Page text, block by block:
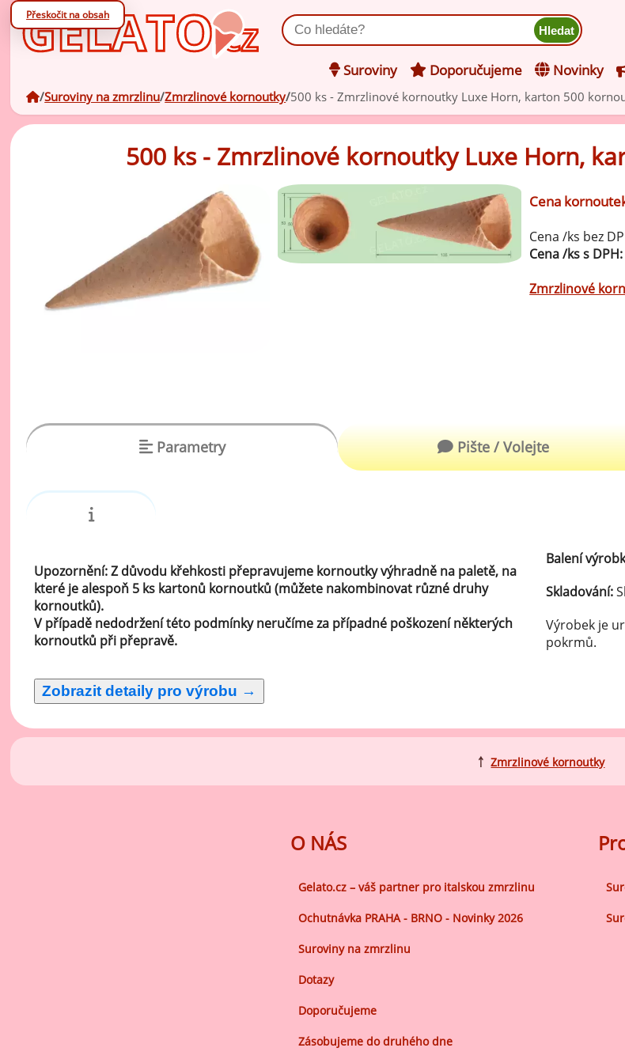
Přeskočit na obsah
úvodní stránka
Suroviny na zmrzlinu Zmrzlinové kornoutky 500 ks - Zmrzlinové kornoutky Luxe Horn, karton 500
Suroviny
Ochucovací pasty do mléčného
základu
Vše z kategorie Ochucovací pasty do mléčného
Vanilkové ochucovací pasty
Lískooříškové ochucovací pasty
Kokosové ochucovací pasty
Ochucovací pasty do ovocného
základu
Polevy na zmrzlinu
Zmrzlinové základy pro výrobu
ovocné zmrzliny
zralé ovoce
Doplňkové ingredience
Hotové roztíratelné krémy
Základy na dezerty
Ochucovací pasty do mléčného
Ochucovací pasty do ovocného
Doplňkové ingredience
Doporučujeme Novinky
Vyhledat produkt
500 ks - Zmrzlinové kornoutky Luxe Horn,
Cena
Cena /ks bez
Cena /ks s
Zmrzlinové
Parametry Pište / Volejte
Upozornění: Z důvodu křehkosti přepravujeme kornoutky výhradně na paletě, na
které je alespoň 5 ks kartonů kornoutků (můžete nakombinovat různé druhy
kornoutků).
V případě nedodržení této podmínky neručíme za případné poškození některých
kornoutků při přepravě.
Balení
Skladování:
Výrobek je
pokrmů.
￪ Zmrzlinové kornoutky
O NÁS
Gelato.cz – váš partner pro italskou zmrzlinu
Ochutnávka PRAHA - BRNO - Novinky 2026
Suroviny na zmrzlinu
Dotazy
Doporučujeme
Zásobujeme do druhého dne